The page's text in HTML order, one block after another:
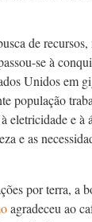
de
se à
Unidos em
população
eletricidade e
e as
por terra, a
agradeceu ao